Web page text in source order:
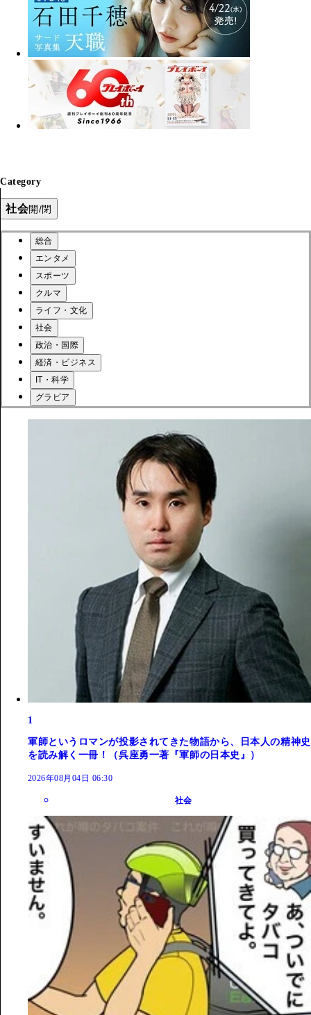
Category
社会開/閉
総合
エンタメ
スポーツ
クルマ
ライフ・文化
社会
政治・国際
経済・ビジネス
IT・科学
グラビア
1
軍師というロマンが投影されてきた物語から、日本人の精神史
を読み解く一冊！（呉座勇一著『軍師の日本史』）
2026年08月04日 06:30
社会